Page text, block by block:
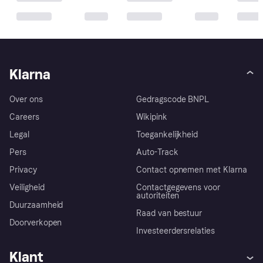
Klarna
Over ons
Careers
Legal
Pers
Privacy
Veiligheid
Duurzaamheid
Doorverkopen
Gedragscode BNPL
Wikipink
Toegankelijkheid
Auto-Track
Contact opnemen met Klarna
Contactgegevens voor
autoriteiten
Raad van bestuur
Investeerdersrelaties
Klant